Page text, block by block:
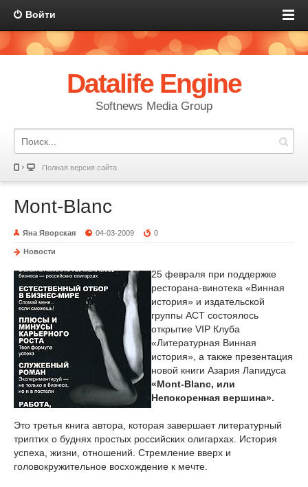
Войти
Datalife Engine
Softnews Media Group
Полная версия сайта
Mont-Blanc
Яна Яворская 04-03-2009 0
Новости
25 февраля при поддержке
ресторана-винотека «Винная
история» и издательской
группы АСТ состоялось
открытие VIP Клуба
«Литературная Винная
история», а также презентация
новой книги Азария Лапидуса
«Mont-Blanc, или
Непокоренная вершина».
Это третья книга автора, которая завершает литературный
триптих о буднях простых российских олигархах. История
успеха, жизни, отношений. Стремление вверх и
головокружительное восхождение к мечте.